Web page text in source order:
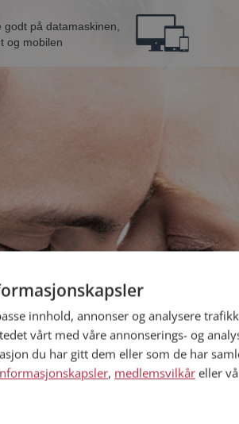
godt på datamaskinen,
og mobilen
Jeg er en:
innhold, annonser og analysere
vårt med våre annonserings- og
du har gitt dem eller som de har
, medlemsvilkår eller